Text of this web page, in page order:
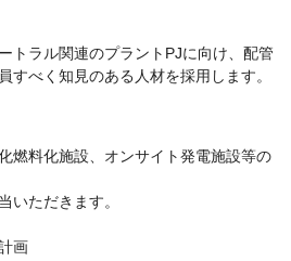
トラル関連のプラントPJに向け、配管
すべく知見のある人材を採用します。
燃料化施設、オンサイト発電施設等の
いただきます。
画